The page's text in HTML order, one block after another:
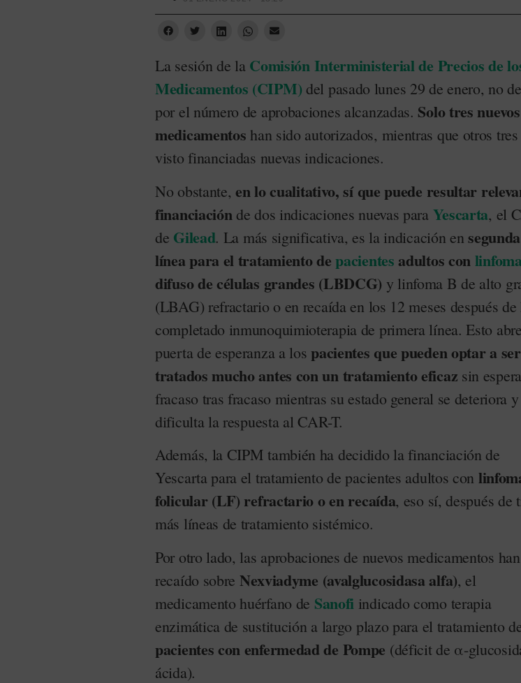
La sesión de la Comisión Interministerial de Precios de
Medicamentos (CIPM) del pasado lunes 29 de enero, no
por el número de aprobaciones alcanzadas. Solo tres nuevos
medicamentos han sido autorizados, mientras que otros
visto financiadas nuevas indicaciones.
No obstante,en lo cualitativo, sí que puede resultar
financiación de dos indicaciones nuevas para Yescarta, el
de Gilead. La más significativa, es la indicación ensegunda
línea para el tratamiento depacientes adultos con
difuso de células grandes (LBDCG) y linfoma B de alto
(LBAG) refractario o en recaída en los 12 meses después de
completado inmunoquimioterapia de primera línea. Esto
puerta de esperanza a los pacientes que pueden optar a ser
tratados mucho antes con un tratamiento eficaz sin
fracaso tras fracaso mientras su estado general se deteriora y
dificulta la respuesta al CAR-T.
Además, la CIPM también ha decidido la financiación de
Yescarta para el tratamiento de pacientes adultos con
folicular (LF) refractario o en recaída, eso sí, después de
más líneas de tratamiento sistémico.
Por otro lado, las aprobaciones de nuevos medicamentos han
recaído sobre Nexviadyme (avalglucosidasa alfa), el
medicamento huérfano de Sanofi indicado como terapia
enzimática de sustitución a largo plazo para el tratamiento
pacientes con enfermedad de Pompe (déficit de α-
ácida).